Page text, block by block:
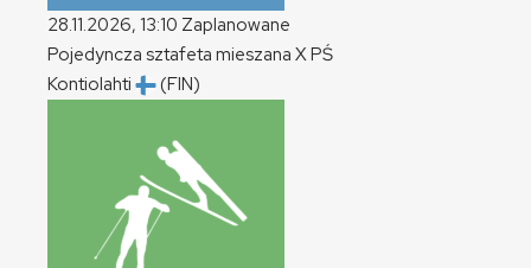
28.11.2026, 13:10 Zaplanowane
Pojedyncza sztafeta mieszana XPŚ
Kontiolahti
(FIN)